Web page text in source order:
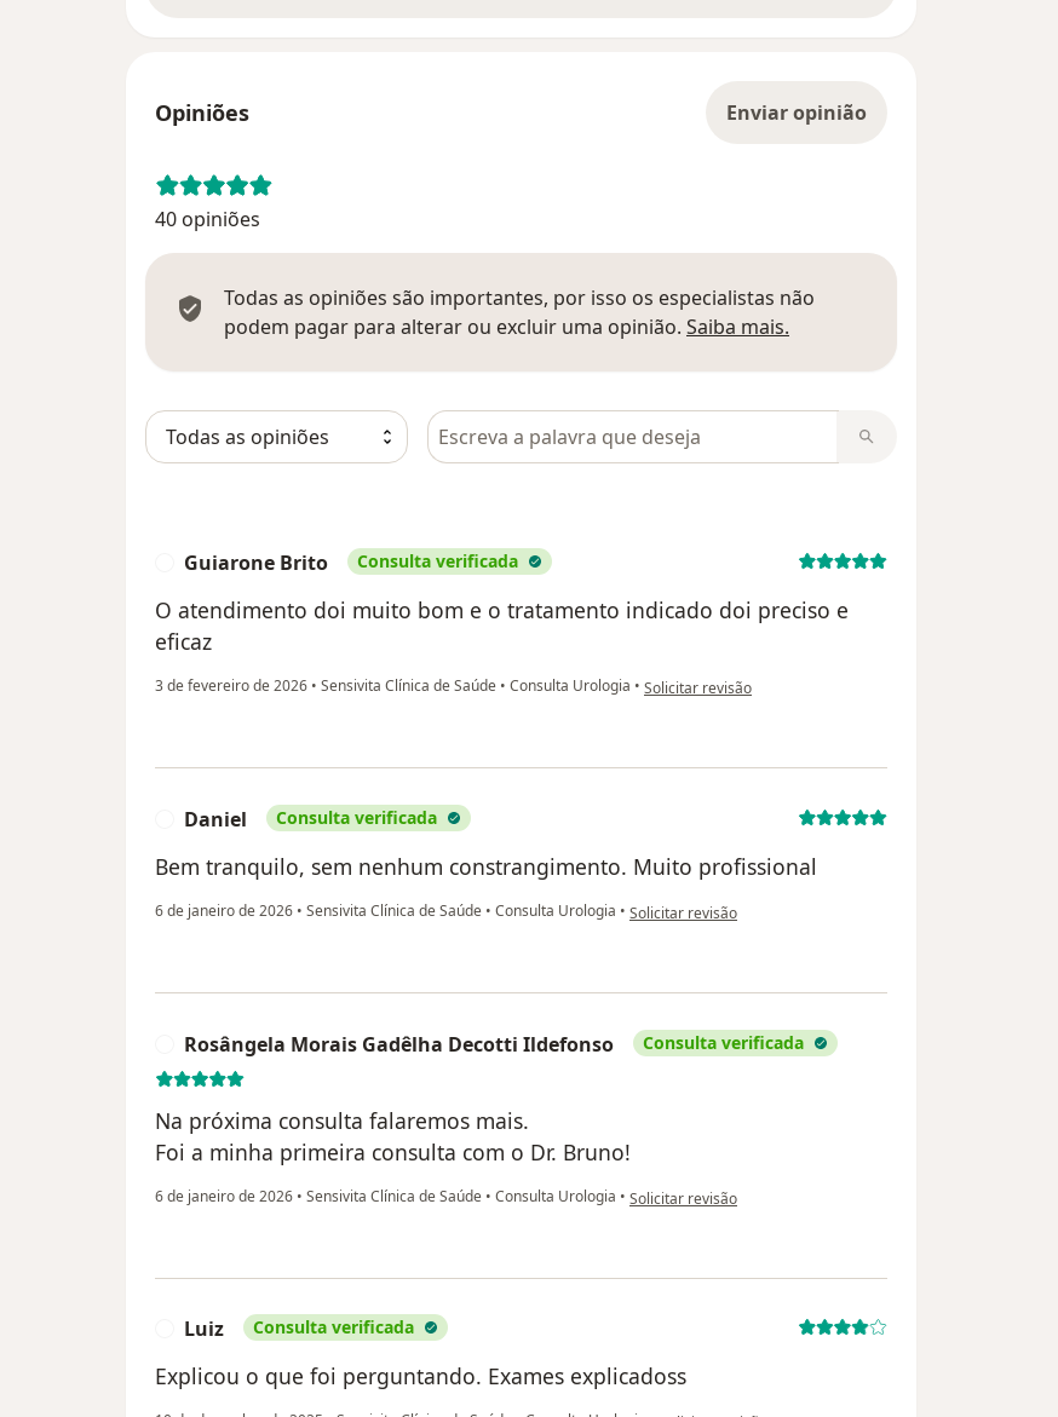
Opiniões Enviar opinião
40 opiniões
Todas as opiniões são importantes, por isso os especialistas não
podem pagar para alterar ou excluir uma opinião. Saiba mais.
Pesquisar em opiniões
Guiarone Brito Consulta verificada
O atendimento doi muito bom e o tratamento indicado doi preciso e
eficaz
3 de fevereiro de 2026 • Sensivita Clínica de Saúde • Consulta Urologia • na opinião do utilizador Guiarone Brito
Solicitar revisão
Daniel Consulta verificada
Bem tranquilo, sem nenhum constrangimento. Muito profissional
6 de janeiro de 2026 • Sensivita Clínica de Saúde • Consulta Urologia • na opinião do utilizador Daniel
Solicitar revisão
Rosângela Morais Gadêlha Decotti Ildefonso Consulta verificada
Na próxima consulta falaremos mais.
Foi a minha primeira consulta com o Dr. Bruno!
6 de janeiro de 2026 • Sensivita Clínica de Saúde • Consulta Urologia • na opinião do utilizador Rosângela Morais Gadêlha Decotti
Solicitar revisão
Luiz Consulta verificada
Explicou o que foi perguntando. Exames explicadoss